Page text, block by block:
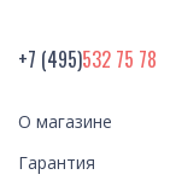
+7 (495)532 75 78
О магазине
Гарантия